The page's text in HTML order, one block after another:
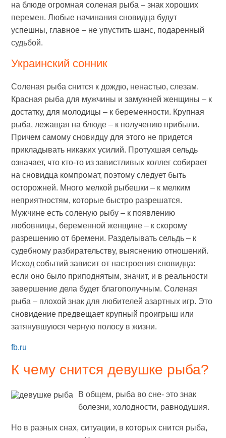
на блюде огромная соленая рыба – знак хороших
перемен. Любые начинания сновидца будут
успешны, главное – не упустить шанс, подаренный
судьбой.
Украинский сонник
Соленая рыба снится к дождю, ненастью, слезам.
Красная рыба для мужчины и замужней женщины – к
достатку, для молодицы – к беременности. Крупная
рыба, лежащая на блюде – к получению прибыли.
Причем самому сновидцу для этого не придется
прикладывать никаких усилий. Протухшая сельдь
означает, что кто-то из завистливых коллег собирает
на сновидца компромат, поэтому следует быть
осторожней. Много мелкой рыбешки – к мелким
неприятностям, которые быстро разрешатся.
Мужчине есть соленую рыбу – к появлению
любовницы, беременной женщине – к скорому
разрешению от бремени. Разделывать сельдь – к
судебному разбирательству, выяснению отношений.
Исход событий зависит от настроения сновидца:
если оно было приподнятым, значит, и в реальности
завершение дела будет благополучным. Соленая
рыба – плохой знак для любителей азартных игр. Это
сновидение предвещает крупный проигрыш или
затянувшуюся черную полосу в жизни.
fb.ru
К чему снится девушке рыба?
В общем, рыба во сне- это знак
болезни, холодности, равнодушия.
Но в разных снах, ситуации, в которых снится рыба,